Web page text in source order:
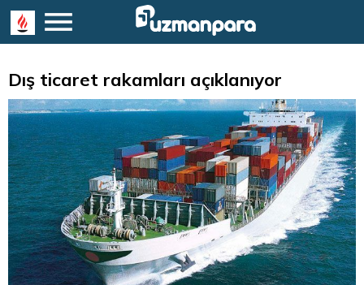
Dış ticaret rakamları açıklanıyor